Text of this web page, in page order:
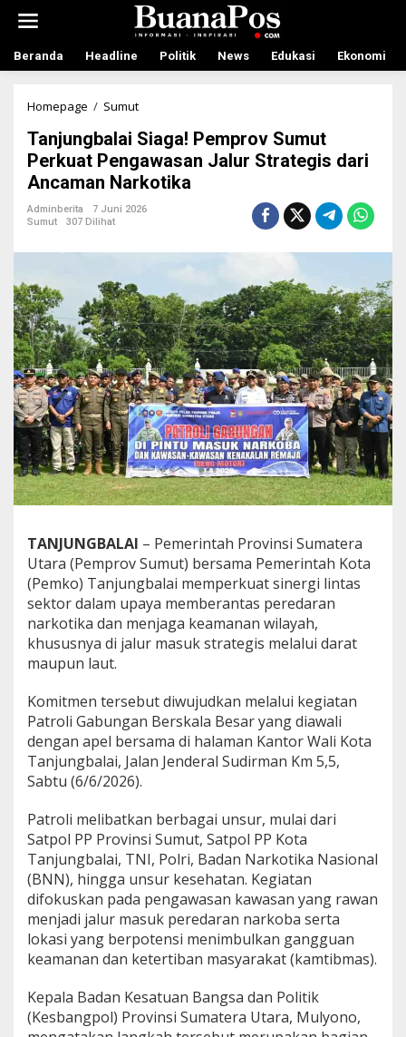
t
Beranda Headline Politik News Edukasi Ekonomi
Homepage / Sumut
n
j
u
n
g
l
S
i
a
g
a
!
P
e
m
p
r
o
v
m
u
t
P
e
r
k
P
e
n
g
w
s
a
n
J
a
l
u
r
S
a
t
Tanjungbalai Siaga! Pemprov Sumut
Perkuat Pengawasan Jalur Strategis dari
Ancaman Narkotika
Adminberita
7 Juni 2026
Sumut
307 Dilihat
TANJUNGBALAI – Pemerintah Provinsi Sumatera
Utara (Pemprov Sumut) bersama Pemerintah Kota
(Pemko) Tanjungbalai memperkuat sinergi lintas
sektor dalam upaya memberantas peredaran
narkotika dan menjaga keamanan wilayah,
khususnya di jalur masuk strategis melalui darat
maupun laut.
Komitmen tersebut diwujudkan melalui kegiatan
Patroli Gabungan Berskala Besar yang diawali
dengan apel bersama di halaman Kantor Wali Kota
Tanjungbalai, Jalan Jenderal Sudirman Km 5,5,
Sabtu (6/6/2026).
Patroli melibatkan berbagai unsur, mulai dari
Satpol PP Provinsi Sumut, Satpol PP Kota
Tanjungbalai, TNI, Polri, Badan Narkotika Nasional
(BNN), hingga unsur kesehatan. Kegiatan
difokuskan pada pengawasan kawasan yang rawan
menjadi jalur masuk peredaran narkoba serta
lokasi yang berpotensi menimbulkan gangguan
keamanan dan ketertiban masyarakat (kamtibmas).
Kepala Badan Kesatuan Bangsa dan Politik
(Kesbangpol) Provinsi Sumatera Utara, Mulyono,